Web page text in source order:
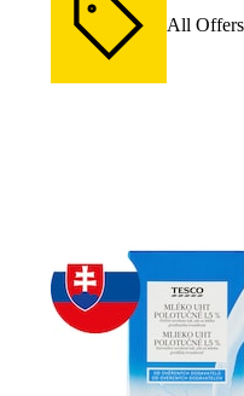
All Offers